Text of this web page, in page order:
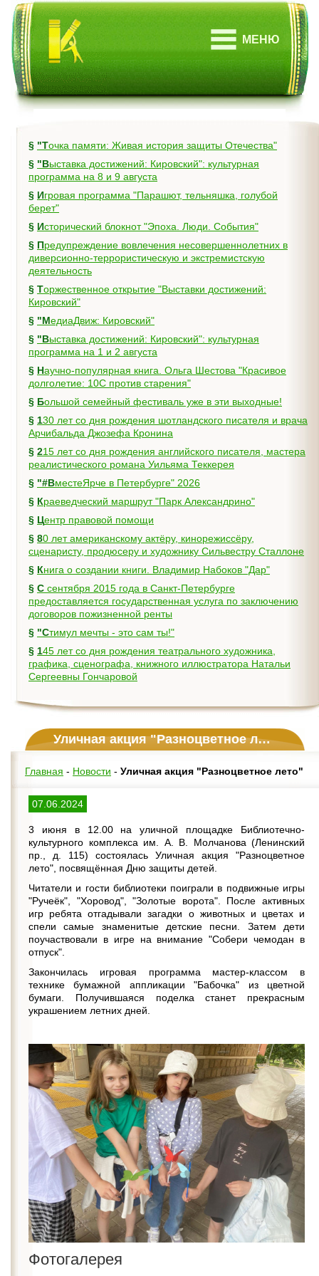
МЕНЮ
§
"Точка памяти: Живая история защиты Отечества"
§ "Выставка достижений: Кировский": культурная
программа на 8 и 9 августа
§ Игровая программа "Парашют, тельняшка, голубой
берет"
§
Исторический блокнот "Эпоха. Люди. События"
§ Предупреждение вовлечения несовершеннолетних в
диверсионно-террористическую и экстремистскую
деятельность
§ Торжественное открытие "Выставки достижений:
Кировский"
§
"МедиаДвиж: Кировский"
§ "Выставка достижений: Кировский": культурная
программа на 1 и 2 августа
§ Научно-популярная книга. Ольга Шестова "Красивое
долголетие: 10C против старения"
§
Большой семейный фестиваль уже в эти выходные!
§ 130 лет со дня рождения шотландского писателя и врача
Арчибальда Джозефа Кронина
§ 215 лет со дня рождения английского писателя, мастера
реалистического романа Уильяма Теккерея
§
"#ВместеЯрче в Петербурге" 2026
§
Краеведческий маршрут "Парк Александрино"
§
Центр правовой помощи
§ 80 лет американскому актёру, кинорежиссёру,
сценаристу, продюсеру и художнику Сильвестру Сталлоне
§
Книга о создании книги. Владимир Набоков "Дар"
§ С сентября 2015 года в Санкт-Петербурге
предоставляется государственная услуга по заключению
договоров пожизненной ренты
§
"Стимул мечты - это сам ты!"
§ 145 лет со дня рождения театрального художника,
графика, сценографа, книжного иллюстратора Натальи
Сергеевны Гончаровой
Уличная акция "Разноцветное лето"
Главная - Новости - Уличная акция "Разноцветное лето"
07.06.2024
3 июня в 12.00 на уличной площадке Библиотечно-
культурного комплекса им. А. В. Молчанова (Ленинский
пр., д. 115) состоялась Уличная акция "Разноцветное
лето", посвящённая Дню защиты детей.
Читатели и гости библиотеки поиграли в подвижные игры
"Ручеёк", "Хоровод", "Золотые ворота". После активных
игр ребята отгадывали загадки о животных и цветах и
спели самые знаменитые детские песни. Затем дети
поучаствовали в игре на внимание "Собери чемодан в
отпуск".
Закончилась игровая программа мастер-классом в
технике бумажной аппликации "Бабочка" из цветной
бумаги. Получившаяся поделка станет прекрасным
украшением летних дней.
Фотогалерея